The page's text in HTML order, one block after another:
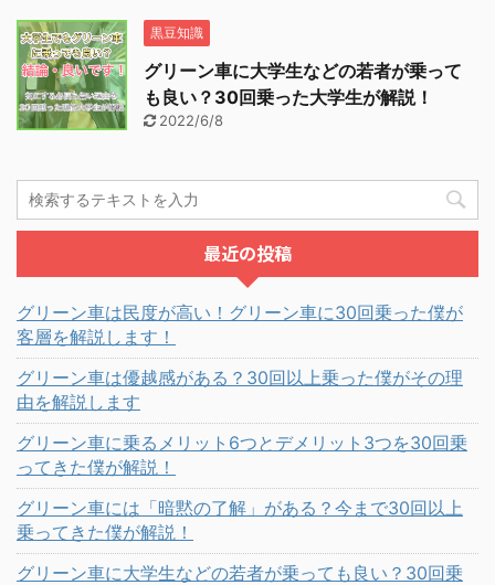
黒豆知識
グリーン車に大学生などの若者が乗って
も良い？30回乗った大学生が解説！
2022/6/8
最近の投稿
グリーン車は民度が高い！グリーン車に30回乗った僕が
客層を解説します！
グリーン車は優越感がある？30回以上乗った僕がその理
由を解説します
グリーン車に乗るメリット6つとデメリット3つを30回乗
ってきた僕が解説！
グリーン車には「暗黙の了解」がある？今まで30回以上
乗ってきた僕が解説！
グリーン車に大学生などの若者が乗っても良い？30回乗